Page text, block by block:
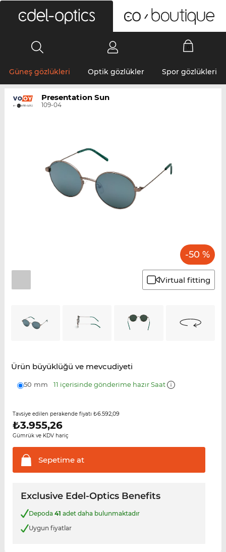
Güneş gözlükleri Optik gözlükler Spor gözlükleri
Presentation Sun
109-04
-50 %
Virtual fitting
Ürün büyüklüğü ve mevcudiyeti
50 mm 11 içerisinde gönderime hazır Saat
Tavsiye edilen perakende fiyatı ₺6.592,09
₺3.955,26
Gümrük ve KDV hariç
Sepetimeat
Exclusive Edel-Optics Benefits
Depoda 41 adet daha bulunmaktadır
Uygun fiyatlar